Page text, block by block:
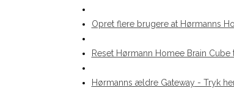
Opret flere brugere at Hørmanns
Reset Hørmann Homee Brain
Hørmanns ældre Gateway - Tryk